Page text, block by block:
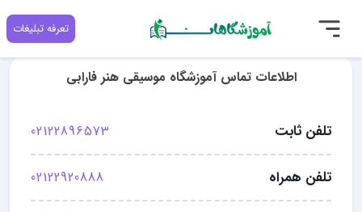
تعرفه تبلیغات
اطلاعات تماس آموزشگاه موسیقی هنر فارابی
تلفن ثابت 02122896573
تلفن همراه 02122920888